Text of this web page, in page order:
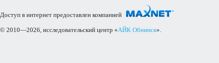
Доступ в интернет предоставлен компанией
© 2010—2026, исследовательский центр «АЙК Обнинск».